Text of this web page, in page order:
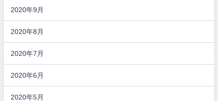
2020年9月
2020年8月
2020年7月
2020年6月
2020年5月